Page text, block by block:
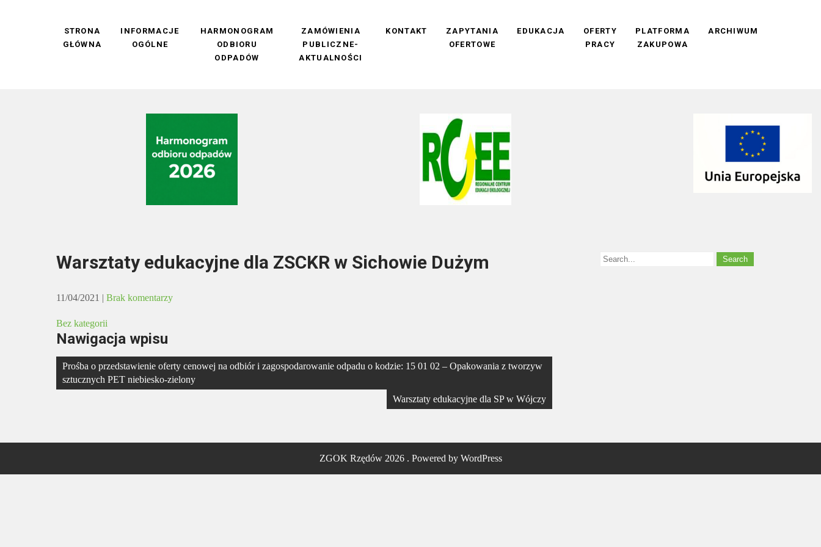
STRONA
GŁÓWNA
INFORMACJE
OGÓLNE
HARMONOGRAM
ODBIORU
ODPADÓW
ZAMÓWIENIA
PUBLICZNE-
AKTUALNOŚCI
KONTAKT
ZAPYTANIA
OFERTOWE
EDUKACJA
OFERTY
PRACY
PLATFORMA
ZAKUPOWA
ARCHIWUM
Warsztaty edukacyjne dla ZSCKR w Sichowie Dużym
11/04/2021 | Brak komentarzy
Bez kategorii
Nawigacja wpisu
Prośba o przedstawienie oferty cenowej na odbiór i zagospodarowanie odpadu o kodzie: 15 01 02 – Opakowania z tworzyw
sztucznych PET niebiesko-zielony
Warsztaty edukacyjne dla SP w Wójczy
ZGOK Rzędów 2026 . Powered by WordPress